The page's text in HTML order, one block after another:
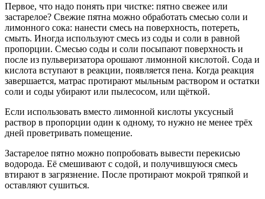
Первое, что надо понять при чистке: пятно свежее или
застарелое? Свежие пятна можно обработать смесью соли и
лимонного сока: нанести смесь на поверхность, потереть,
смыть. Иногда используют смесь из соды и соли в равной
пропорции. Смесью соды и соли посыпают поверхность и
после из пульверизатора орошают лимонной кислотой. Сода и
кислота вступают в реакции, появляется пена. Когда реакция
завершается, матрас протирают мыльным раствором и остатки
соли и соды убирают или пылесосом, или щёткой.
Если использовать вместо лимонной кислоты уксусный
раствор в пропорции один к одному, то нужно не менее трёх
дней проветривать помещение.
Застарелое пятно можно попробовать вывести перекисью
водорода. Её смешивают с содой, и получившуюся смесь
втирают в загрязнение. После протирают мокрой тряпкой и
оставляют сушиться.